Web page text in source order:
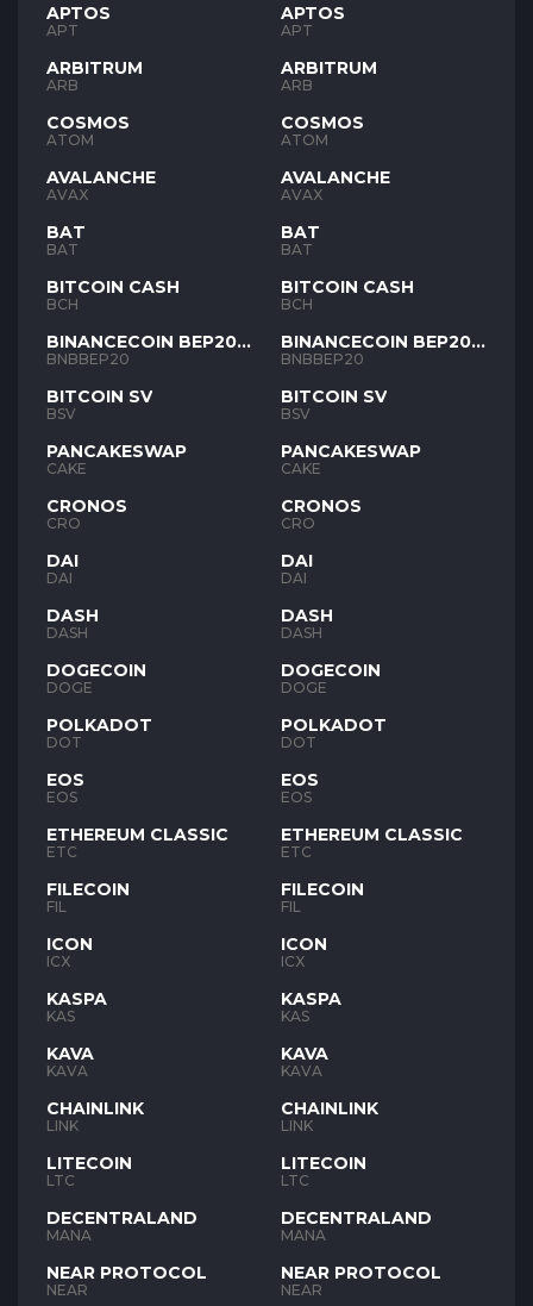
APTOS
APT
ARBITRUM
ARB
COSMOS
ATOM
AVALANCHE
AVAX
BAT
BAT
BITCOIN CASH
BCH
BINANCECOIN BEP20
BNB
BNBBEP20
BITCOIN SV
BSV
PANCAKESWAP
CAKE
CRONOS
CRO
DAI
DAI
DASH
DASH
DOGECOIN
DOGE
POLKADOT
DOT
EOS
EOS
ETHEREUM CLASSIC
ETC
FILECOIN
FIL
ICON
ICX
KASPA
KAS
KAVA
KAVA
CHAINLINK
LINK
LITECOIN
LTC
DECENTRALAND
MANA
NEAR PROTOCOL
NEAR
APTOS
APT
ARBITRUM
ARB
COSMOS
ATOM
AVALANCHE
AVAX
BAT
BAT
BITCOIN CASH
BCH
BINANCECOIN BEP20
BNB
BNBBEP20
BITCOIN SV
BSV
PANCAKESWAP
CAKE
CRONOS
CRO
DAI
DAI
DASH
DASH
DOGECOIN
DOGE
POLKADOT
DOT
EOS
EOS
ETHEREUM CLASSIC
ETC
FILECOIN
FIL
ICON
ICX
KASPA
KAS
KAVA
KAVA
CHAINLINK
LINK
LITECOIN
LTC
DECENTRALAND
MANA
NEAR PROTOCOL
NEAR